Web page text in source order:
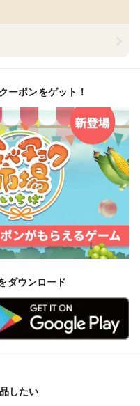
ーポンをゲット！
ダウンロード
したい